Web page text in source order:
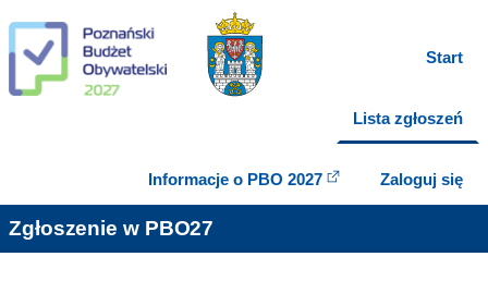
Start
Lista zgłoszeń
Informacje o PBO 2027 Zaloguj się
Zgłoszenie w PBO27